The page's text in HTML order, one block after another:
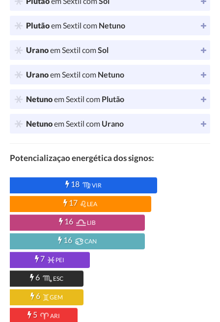
Plutãoem Sextil com Netuno
Uranoem Sextil comSol
Uranoem Sextil com Netuno
Netunoem Sextil com Plutão
Netunoem Sextil com Urano
Potencializaçao energética dos signos:
18 VIR
17 LEA
16 LIB
16 CAN
7 PEI
6 ESC
6 GEM
5 ARI